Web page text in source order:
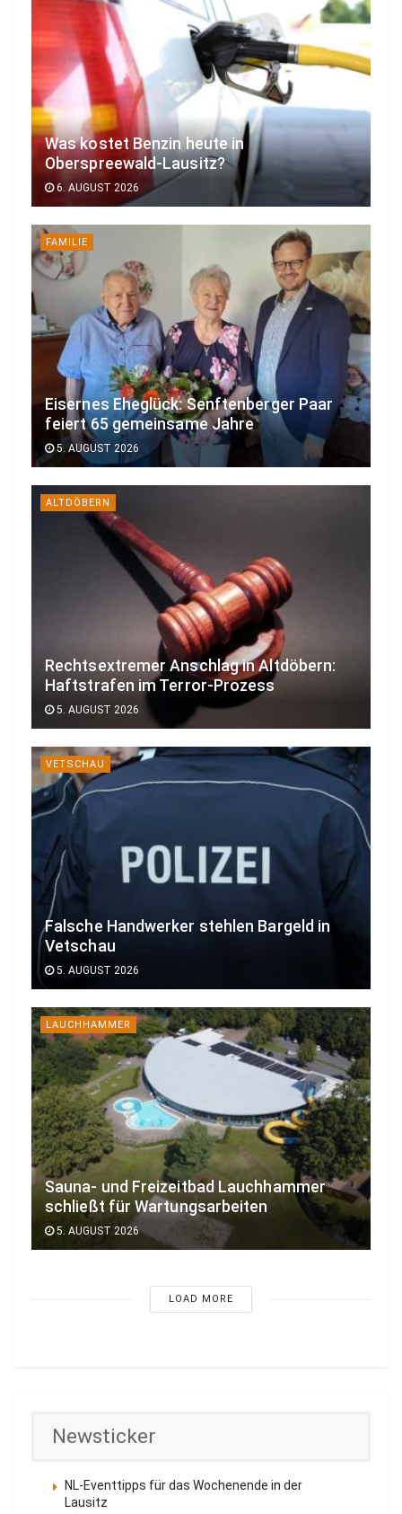
Was kostet Benzin heute in
Oberspreewald-Lausitz?
6. AUGUST 2026
FAMILIE
Eisernes Eheglück: Senftenberger Paar
feiert 65 gemeinsame Jahre
5. AUGUST 2026
ALTDÖBERN
Rechtsextremer Anschlag in Altdöbern:
Haftstrafen im Terror-Prozess
5. AUGUST 2026
VETSCHAU
Falsche Handwerker stehlen Bargeld in
Vetschau
5. AUGUST 2026
LAUCHHAMMER
Sauna- und Freizeitbad Lauchhammer
schließt für Wartungsarbeiten
5. AUGUST 2026
LOAD MORE
Newsticker
NL-Eventtipps für das Wochenende in der
Lausitz